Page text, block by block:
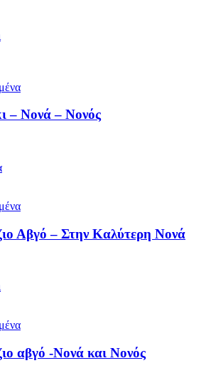
– Νονά – Νονός
Αβγό – Στην Καλύτερη Νονά
αβγό -Νονά και Νονός